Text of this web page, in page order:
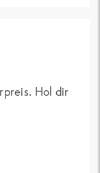
Hol dir